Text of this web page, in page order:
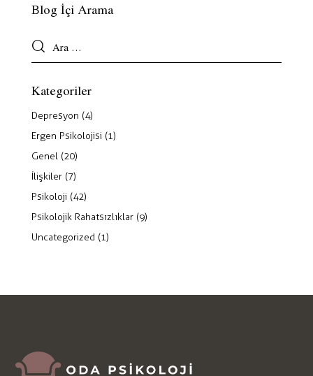
Blog İçi Arama
Kategoriler
Depresyon (4)
Ergen Psikolojisi (1)
Genel(20)
İlişkiler(7)
Psikoloji (42)
Psikolojik Rahatsızlıklar(9)
Uncategorized (1)